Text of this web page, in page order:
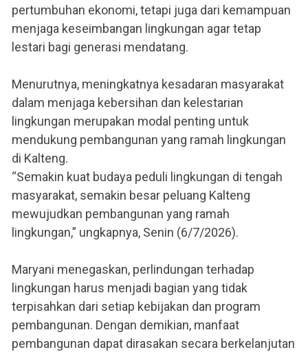
pertumbuhan ekonomi, tetapi juga dari kemampuan
menjaga keseimbangan lingkungan agar tetap
lestari bagi generasi mendatang.
Menurutnya, meningkatnya kesadaran masyarakat
dalam menjaga kebersihan dan kelestarian
lingkungan merupakan modal penting untuk
mendukung pembangunan yang ramah lingkungan
di Kalteng.
“Semakin kuat budaya peduli lingkungan di tengah
masyarakat, semakin besar peluang Kalteng
mewujudkan pembangunan yang ramah
lingkungan,” ungkapnya, Senin (6/7/2026).
Maryani menegaskan, perlindungan terhadap
lingkungan harus menjadi bagian yang tidak
terpisahkan dari setiap kebijakan dan program
pembangunan. Dengan demikian, manfaat
pembangunan dapat dirasakan secara berkelanjutan